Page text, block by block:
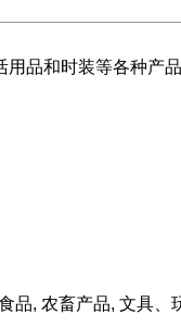
品和时装等各种产
, 农畜产品, 文具